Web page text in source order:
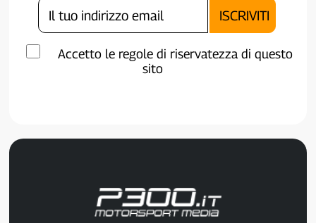
Accetto le regole di riservatezza di questo
sito